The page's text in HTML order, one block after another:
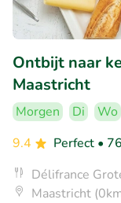
Ontbijt naar
Maastricht
Morgen Di Wo
9.4
Perfect •
Délifrance
Maastricht